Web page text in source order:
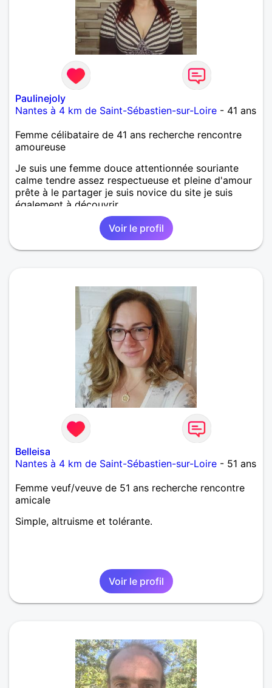
Paulinejoly
Nantes à 4 km de Saint-Sébastien-sur-Loire - 41 ans
Femme célibataire de 41 ans recherche rencontre
amoureuse
Je suis une femme douce attentionnée souriante
calme tendre assez respectueuse et pleine d'amour
prête à le partager je suis novice du site je suis
également à découvrir
Voir le profil
Belleisa
Nantes à 4 km de Saint-Sébastien-sur-Loire - 51 ans
Femme veuf/veuve de 51 ans recherche rencontre
amicale
Simple, altruisme et tolérante.
Voir le profil